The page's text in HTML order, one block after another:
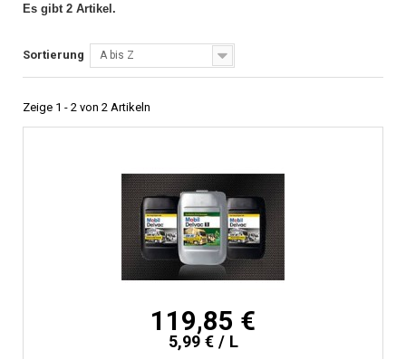
Es gibt 2 Artikel.
Sortierung A bis Z
Zeige 1 - 2 von 2 Artikeln
119,85 €
5,99 € / L